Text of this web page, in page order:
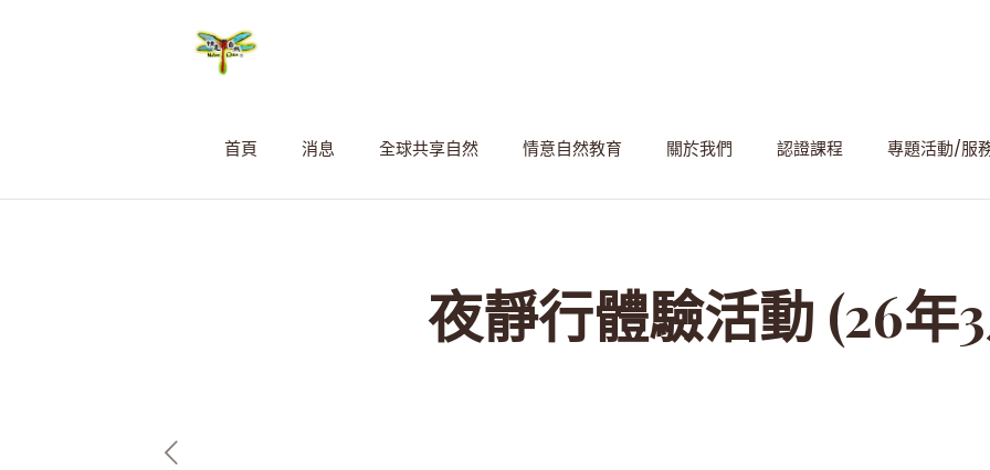
首頁 消息 全球共享自然 情意自然教育 關於我們 認證課程 專題活動/服
夜靜行體驗活動 (26年